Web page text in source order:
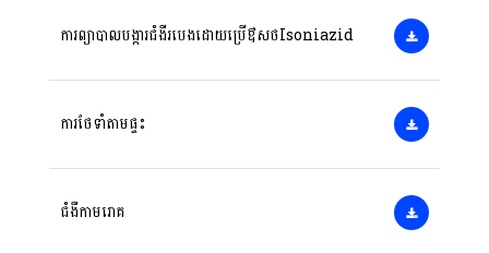
ការព្យាបាលបង្ការជំងឺរបេងដោយប្រើឳសថIsoniazid
ការថែទាំតាមផ្ទះ
ជំងឺកាមរោគ